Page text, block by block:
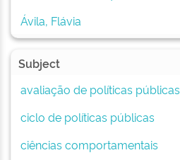
Ávila, Flávia
Subject
avaliação de políticas públicas
ciclo de políticas públicas
ciências comportamentais